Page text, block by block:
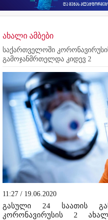
ახალი ამბები
საქართველოში
გამოჯანმრთელდა კიდევ 2
11:27 / 19.06.2020
გასული 24 საათის
კორონავირუსის 2